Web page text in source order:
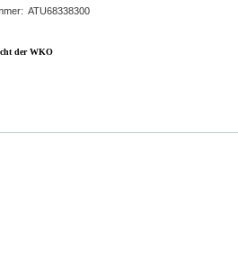
ATU68338300
der WKO